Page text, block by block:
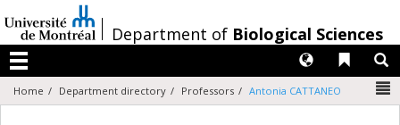
au
contenu
/Department of Biological Sciences
Menu
Liens
Langues
Home Department directory Professors Antonia CATTANEO